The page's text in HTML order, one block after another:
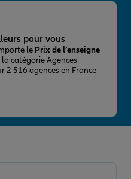
pour vous
le Prix de l’enseigne
catégorie Agences
2 516 agences en France